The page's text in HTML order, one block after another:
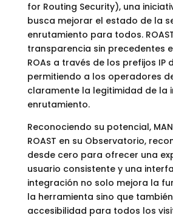
for Routing Security), una
busca mejorar el estado de la
enrutamiento para todos.
transparencia sin precedentes
ROAs a través de los prefijos IP
permitiendo a los operadores
claramente la legitimidad de la
enrutamiento.
Reconociendo su potencial,
ROAST en su Observatorio,
desde cero para ofrecer una
usuario consistente y una
integración no solo mejora la
la herramienta sino que
accesibilidad para todos los